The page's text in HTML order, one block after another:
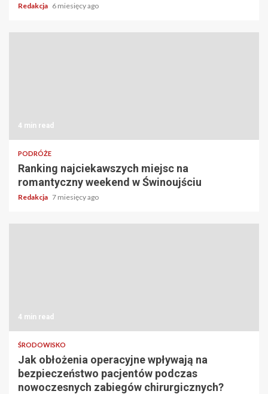
Redakcja 6 miesięcy ago
4 min read
PODRÓŻE
Ranking najciekawszych miejsc na
romantyczny weekend w Świnoujściu
Redakcja 7 miesięcy ago
4 min read
ŚRODOWISKO
Jak obłożenia operacyjne wpływają na
bezpieczeństwo pacjentów podczas
nowoczesnych zabiegów chirurgicznych?